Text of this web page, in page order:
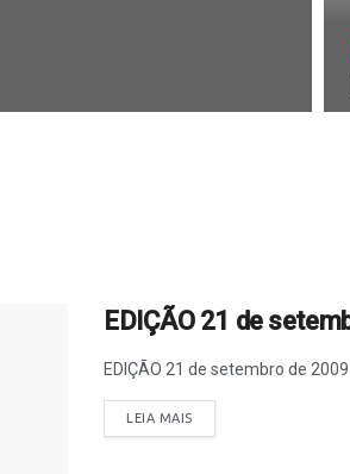
EDIÇÃO 21 de
EDIÇÃO 21 de setembro de 2009
LEIA MAIS